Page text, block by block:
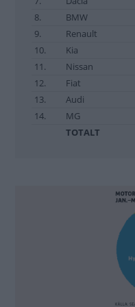
8.
BMW
9.
Renault
10.
Kia
11.
Nissan
12.
Fiat
13.
Audi
14.
MG
TOTALT